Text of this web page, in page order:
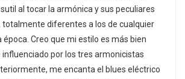
al tocar la armónica y sus peculiares
totalmente diferentes a los de cualquier
Creo que mi estilo es más bien
por los tres armonicistas
me encanta el blues eléctrico